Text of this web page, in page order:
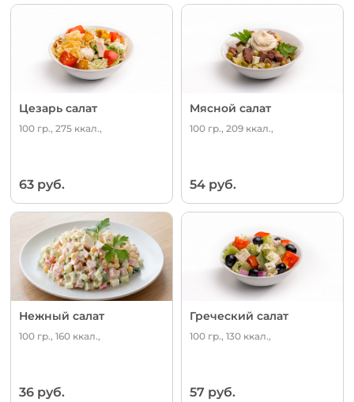
Цезарь салат
100 гр., 275 ккал.,
63 руб.
Мясной салат
100 гр., 209 ккал.,
54 руб.
Нежный салат
100 гр., 160 ккал.,
36 руб.
Греческий салат
100 гр., 130 ккал.,
57 руб.